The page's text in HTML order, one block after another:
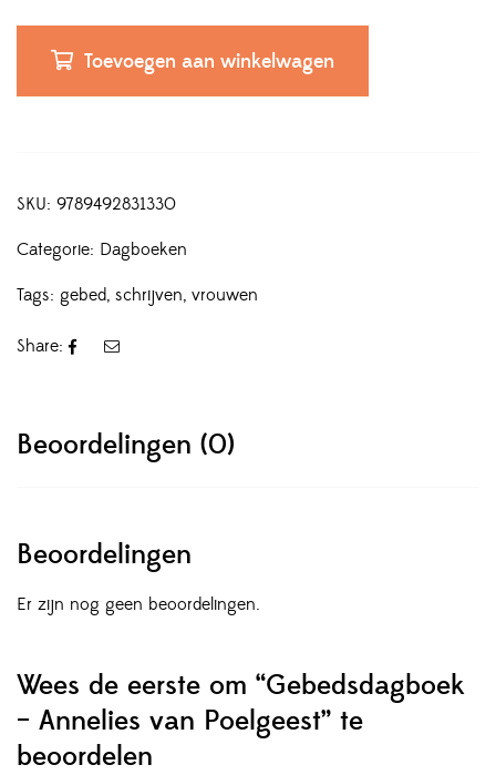
Toevoegen aan winkelwagen
SKU: 9789492831330
Categorie: Dagboeken
Tags: gebed, schrijven, vrouwen
Share:
Beoordelingen (0)
Beoordelingen
Er zijn nog geen beoordelingen.
Wees de eerste om “Gebedsdagboek
– Annelies van Poelgeest” te
beoordelen